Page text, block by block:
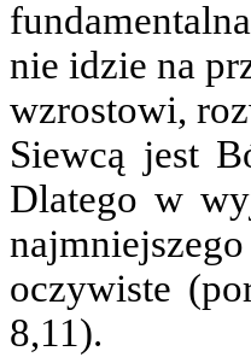
nie idzie na
wzrostowi,
Siewcą jest
Dlatego w
oczywiste
8,11).